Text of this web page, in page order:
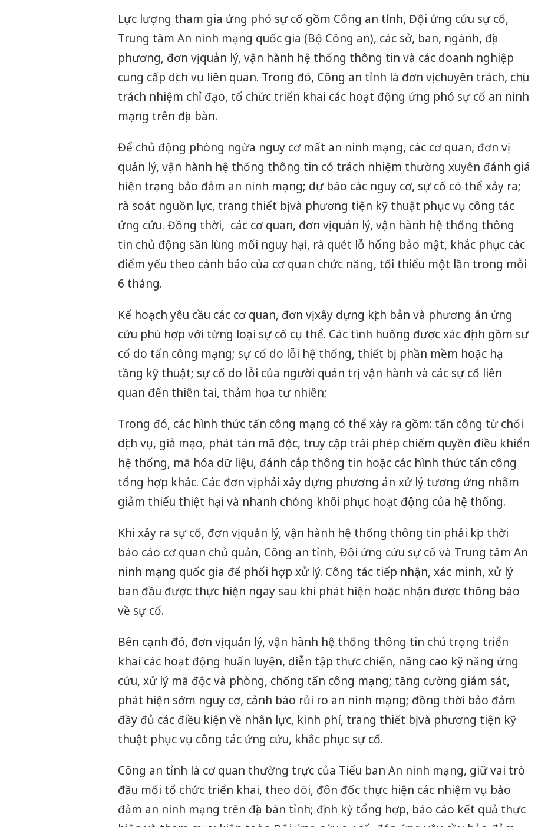
Lực lượng tham gia ứng phó sự cố gồm Công an tỉnh, Đội ứng cứu sự cố,
Trung tâm An ninh mạng quốc gia (Bộ Công an), các sở, ban, ngành, địa
phương, đơn vị quản lý, vận hành hệ thống thông tin và các doanh nghiệp
cung cấp dịch vụ liên quan. Trong đó, Công an tỉnh là đơn vị chuyên trách, chịu
trách nhiệm chỉ đạo, tổ chức triển khai các hoạt động ứng phó sự cố an ninh
mạng trên địa bàn.
Để chủ động phòng ngừa nguy cơ mất an ninh mạng, các cơ quan, đơn vị
quản lý, vận hành hệ thống thông tin có trách nhiệm thường xuyên đánh giá
hiện trạng bảo đảm an ninh mạng; dự báo các nguy cơ, sự cố có thể xảy ra;
rà soát nguồn lực, trang thiết bị và phương tiện kỹ thuật phục vụ công tác
ứng cứu. Đồng thời, các cơ quan, đơn vị quản lý, vận hành hệ thống thông
tin chủ động săn lùng mối nguy hại, rà quét lỗ hổng bảo mật, khắc phục các
điểm yếu theo cảnh báo của cơ quan chức năng, tối thiểu một lần trong mỗi
6 tháng.
Kế hoạch yêu cầu các cơ quan, đơn vị xây dựng kịch bản và phương án ứng
cứu phù hợp với từng loại sự cố cụ thể. Các tình huống được xác định gồm sự
cố do tấn công mạng; sự cố do lỗi hệ thống, thiết bị, phần mềm hoặc hạ
tầng kỹ thuật; sự cố do lỗi của người quản trị, vận hành và các sự cố liên
quan đến thiên tai, thảm họa tự nhiên;
Trong đó, các hình thức tấn công mạng có thể xảy ra gồm: tấn công từ chối
dịch vụ, giả mạo, phát tán mã độc, truy cập trái phép chiếm quyền điều khiển
hệ thống, mã hóa dữ liệu, đánh cắp thông tin hoặc các hình thức tấn công
tổng hợp khác. Các đơn vị phải xây dựng phương án xử lý tương ứng nhằm
giảm thiểu thiệt hại và nhanh chóng khôi phục hoạt động của hệ thống.
Khi xảy ra sự cố, đơn vị quản lý, vận hành hệ thống thông tin phải kịp thời
báo cáo cơ quan chủ quản, Công an tỉnh, Đội ứng cứu sự cố và Trung tâm An
ninh mạng quốc gia để phối hợp xử lý. Công tác tiếp nhận, xác minh, xử lý
ban đầu được thực hiện ngay sau khi phát hiện hoặc nhận được thông báo
về sự cố.
Bên cạnh đó, đơn vị quản lý, vận hành hệ thống thông tin chú trọng triển
khai các hoạt động huấn luyện, diễn tập thực chiến, nâng cao kỹ năng ứng
cứu, xử lý mã độc và phòng, chống tấn công mạng; tăng cường giám sát,
phát hiện sớm nguy cơ, cảnh báo rủi ro an ninh mạng; đồng thời bảo đảm
đầy đủ các điều kiện về nhân lực, kinh phí, trang thiết bị và phương tiện kỹ
thuật phục vụ công tác ứng cứu, khắc phục sự cố.
Công an tỉnh là cơ quan thường trực của Tiểu ban An ninh mạng, giữ vai trò
đầu mối tổ chức triển khai, theo dõi, đôn đốc thực hiện các nhiệm vụ bảo
đảm an ninh mạng trên địa bàn tỉnh; định kỳ tổng hợp, báo cáo kết quả thực
Cà Mau:
công khai
sản phẩm
bảo vệ
kinh doanh
bán yến
Thanh
hại trong
bán bình
Moyuum